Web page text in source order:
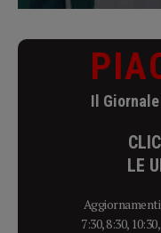
Il
LE
7:30, 8:30,